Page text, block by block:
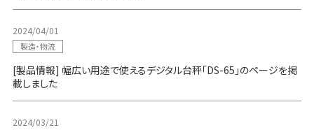
2024/04/01
製造・物流
[製品情報] 幅広い用途で使えるデジタル台秤「DS-65」のページを掲
載しました
2024/03/21